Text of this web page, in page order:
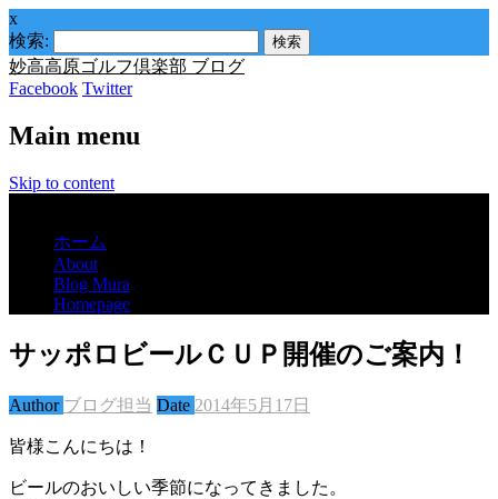
x
検索:
妙高高原ゴルフ倶楽部 ブログ
Facebook Twitter
Main menu
Skip to content
ホーム
About
Blog Mura
Homepage
サッポロビールＣＵＰ開催のご案内！
Author ブログ担当 Date 2014年5月17日
皆様こんにちは！
ビールのおいしい季節になってきました。